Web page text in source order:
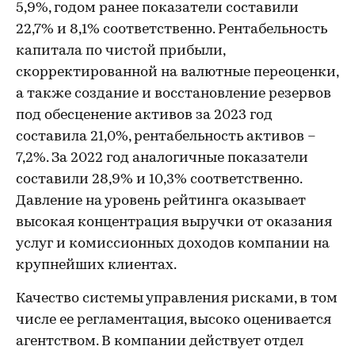
5,9%, годом ранее показатели составили
22,7% и 8,1% соответственно. Рентабельность
капитала по чистой прибыли,
скорректированной на валютные переоценки,
а также создание и восстановление резервов
под обесценение активов за 2023 год
составила 21,0%, рентабельность активов –
7,2%. За 2022 год аналогичные показатели
составили 28,9% и 10,3% соответственно.
Давление на уровень рейтинга оказывает
высокая концентрация выручки от оказания
услуг и комиссионных доходов компании на
крупнейших клиентах.
Качество системы управления рисками, в том
числе ее регламентация, высоко оценивается
агентством. В компании действует отдел